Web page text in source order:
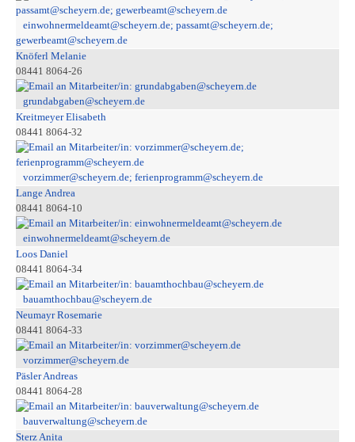
einwohnermeldeamt@scheyern.de; passamt@scheyern.de;
gewerbeamt@scheyern.de
Knöferl Melanie
08441 8064-26
grundabgaben@scheyern.de
Kreitmeyer Elisabeth
08441 8064-32
vorzimmer@scheyern.de; ferienprogramm@scheyern.de
Lange Andrea
08441 8064-10
einwohnermeldeamt@scheyern.de
Loos Daniel
08441 8064-34
bauamthochbau@scheyern.de
Neumayr Rosemarie
08441 8064-33
vorzimmer@scheyern.de
Päsler Andreas
08441 8064-28
bauverwaltung@scheyern.de
Sterz Anita